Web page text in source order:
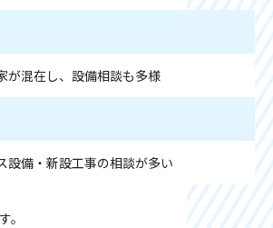
が混在し、設備相談も多様
設備・新設工事の相談が多い
。